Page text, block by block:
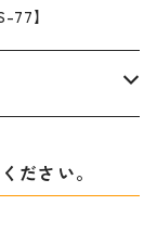
染料用）
再汚染防止剤
77】
ださい。